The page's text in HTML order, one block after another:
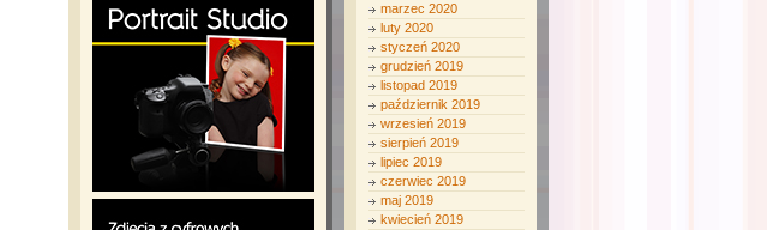
marzec 2020
luty 2020
styczeń 2020
grudzień 2019
listopad 2019
październik 2019
wrzesień 2019
sierpień 2019
lipiec 2019
czerwiec 2019
maj 2019
kwiecień 2019